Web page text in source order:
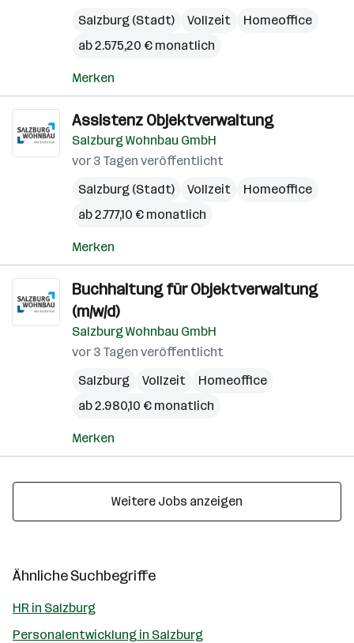
Salzburg (Stadt)
Vollzeit
Homeoffice
ab 2.575,20 € monatlich
Merken
Assistenz Objektverwaltung
Salzburg Wohnbau GmbH
vor 3 Tagen veröffentlicht
Salzburg (Stadt)
Vollzeit
Homeoffice
ab 2.777,10 € monatlich
Merken
Buchhaltung für Objektverwaltung
(m/w/d)
Salzburg Wohnbau GmbH
vor 3 Tagen veröffentlicht
Salzburg
Vollzeit
Homeoffice
ab 2.980,10 € monatlich
Merken
Weitere Jobs anzeigen
Ähnliche Suchbegriffe
HR in Salzburg
Personalentwicklung in Salzburg